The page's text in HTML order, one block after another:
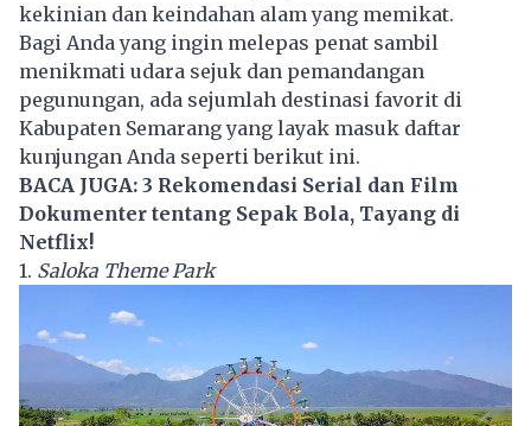
kekinian dan keindahan alam yang memikat.
Bagi Anda yang ingin melepas penat sambil
menikmati udara sejuk dan pemandangan
pegunungan, ada sejumlah destinasi favorit di
Kabupaten Semarang yang layak masuk daftar
kunjungan Anda seperti berikut ini.
BACA JUGA: 3 Rekomendasi Serial dan Film
Dokumenter tentang Sepak Bola, Tayang di
Netflix!
1. Saloka Theme Park